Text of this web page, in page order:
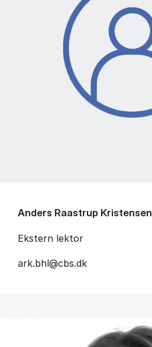
Anders Raastrup Kristensen
Ekstern lektor
ark.bhl@cbs.dk